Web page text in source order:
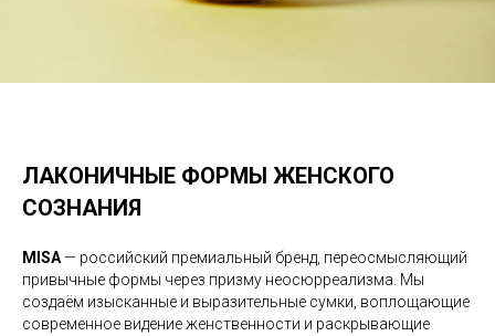
ЛАКОНИЧНЫЕ ФОРМЫ ЖЕНСКОГО
СОЗНАНИЯ
MISA— российский премиальный бренд, переосмысляющий
привычные формы через призму неосюрреализма. Мы
создаём изысканные и выразительные сумки, воплощающие
современное видение женственности и раскрывающие